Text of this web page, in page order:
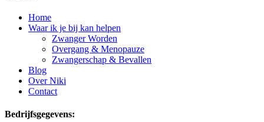
Home
Waar ik je bij kan helpen
Zwanger Worden
Overgang & Menopauze
Zwangerschap & Bevallen
Blog
Over Niki
Contact
Bedrijfsgegevens: